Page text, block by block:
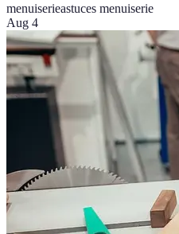
menuiserieastuces menuiserie
Aug 4